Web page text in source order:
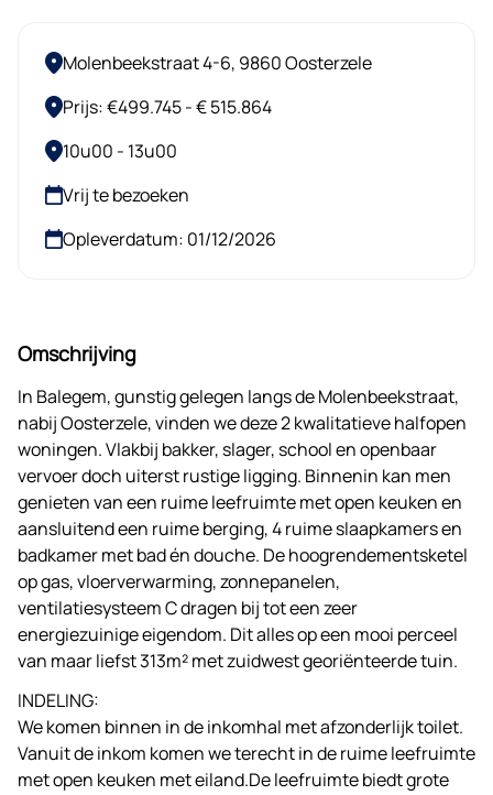
Molenbeekstraat 4-6, 9860 Oosterzele
Prijs: €499.745 - € 515.864
10u00 - 13u00
Vrij te bezoeken
Opleverdatum: 01/12/2026
Omschrijving
In Balegem, gunstig gelegen langs de Molenbeekstraat,
nabij Oosterzele, vinden we deze 2 kwalitatieve halfopen
woningen. Vlakbij bakker, slager, school en openbaar
vervoer doch uiterst rustige ligging. Binnenin kan men
genieten van een ruime leefruimte met open keuken en
aansluitend een ruime berging, 4 ruime slaapkamers en
badkamer met bad én douche. De hoogrendementsketel
op gas, vloerverwarming, zonnepanelen,
ventilatiesysteem C dragen bij tot een zeer
energiezuinige eigendom. Dit alles op een mooi perceel
van maar liefst 313m² met zuidwest georiënteerde tuin.
INDELING:
We komen binnen in de inkomhal met afzonderlijk toilet.
Vanuit de inkom komen we terecht in de ruime leefruimte
met open keuken met eiland.De leefruimte biedt grote